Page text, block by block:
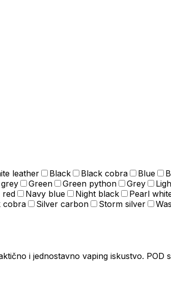
leather Black Black cobra Blue
Green Green python Grey
red Navy blue Night black Pearl
cobra Silver carbon Storm silver
i jednostavno vaping iskustvo.